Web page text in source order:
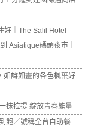
好｜The Salil Hotel
Asiatique碼頭夜市｜
如詩如畫的各色楓葉好
抹拉提 綻放青春能量
飽／號稱全台自助餐